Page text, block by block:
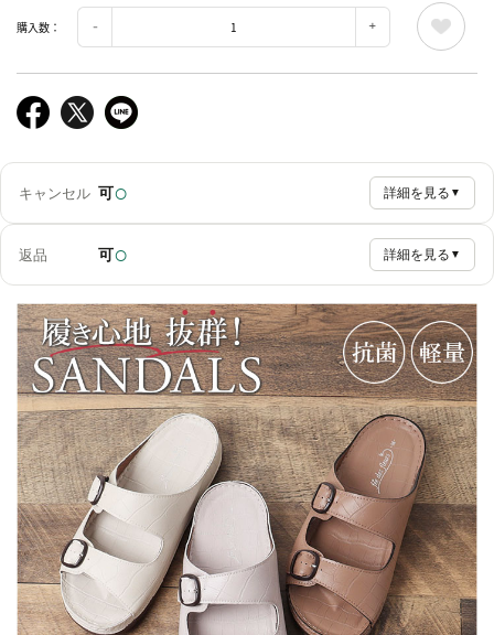
購入数：
キャンセル 可○ 詳細を見る ▼
返品 可○ 詳細を見る ▼